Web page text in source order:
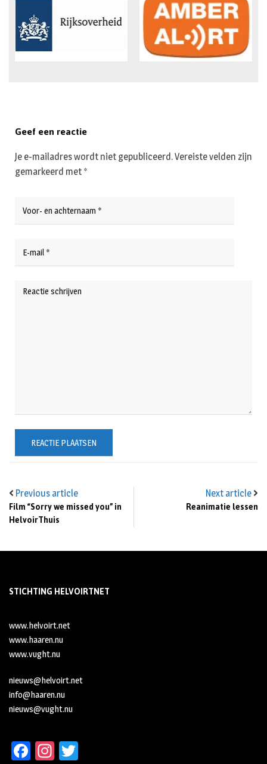
Previous article
Film “Sorry we missed you” in
HelvoirThuis
Next article
Reanimatie lessen
Geef een reactie
Je e-mailadres wordt niet gepubliceerd.Vereiste velden zijn
gemarkeerd met *
STICHTING HELVOIRTNET
www.helvoirt.net
www.haaren.nu
www.vught.nu
nieuws@helvoirt.net
info@haaren.nu
nieuws@vught.nu
Fa In